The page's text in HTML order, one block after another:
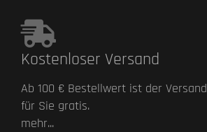
Kostenloser Versand
Ab 100 € Bestellwert ist der Versand
für Sie gratis.
mehr...